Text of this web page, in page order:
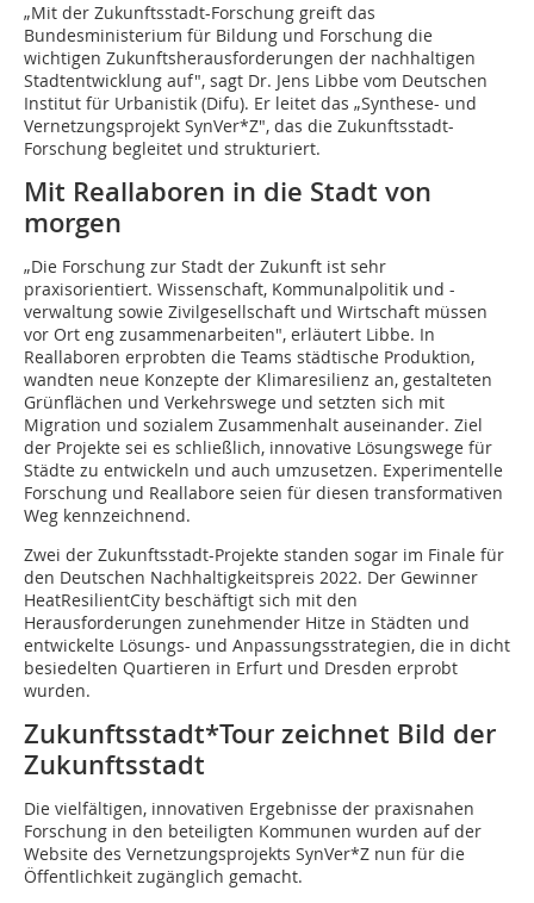
„Mit der Zukunftsstadt-Forschung greift das
Bundesministerium für Bildung und Forschung die
wichtigen Zukunftsherausforderungen der nachhaltigen
Stadtentwicklung auf", sagt Dr. Jens Libbe vom Deutschen
Institut für Urbanistik (Difu). Er leitet das „Synthese- und
Vernetzungsprojekt SynVer*Z", das die Zukunftsstadt-
Forschung begleitet und strukturiert.
Mit Reallaboren in die Stadt von
morgen
„Die Forschung zur Stadt der Zukunft ist sehr
praxisorientiert. Wissenschaft, Kommunalpolitik und -
verwaltung sowie Zivilgesellschaft und Wirtschaft müssen
vor Ort eng zusammenarbeiten", erläutert Libbe. In
Reallaboren erprobten die Teams städtische Produktion,
wandten neue Konzepte der Klimaresilienz an, gestalteten
Grünflächen und Verkehrswege und setzten sich mit
Migration und sozialem Zusammenhalt auseinander. Ziel
der Projekte sei es schließlich, innovative Lösungswege für
Städte zu entwickeln und auch umzusetzen. Experimentelle
Forschung und Reallabore seien für diesen transformativen
Weg kennzeichnend.
Zwei der Zukunftsstadt-Projekte standen sogar im Finale für
den Deutschen Nachhaltigkeitspreis 2022. Der Gewinner
HeatResilientCity beschäftigt sich mit den
Herausforderungen zunehmender Hitze in Städten und
entwickelte Lösungs- und Anpassungsstrategien, die in dicht
besiedelten Quartieren in Erfurt und Dresden erprobt
wurden.
Zukunftsstadt*Tour zeichnet Bild der
Zukunftsstadt
Die vielfältigen, innovativen Ergebnisse der praxisnahen
Forschung in den beteiligten Kommunen wurden auf der
Website des Vernetzungsprojekts SynVer*Z nun für die
Öffentlichkeit zugänglich gemacht.